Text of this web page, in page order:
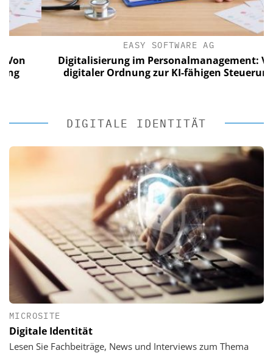
EASY SOFTWARE AG
Digitalisierung im Personalmanagement: Von
digitaler Ordnung zur KI-fähigen Steuerung
DIGITALE IDENTITÄT
MICROSITE
Digitale Identität
Lesen Sie Fachbeiträge, News und Interviews zum Thema